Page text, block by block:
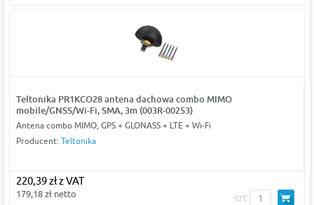
Teltonika PR1KCO28 antena dachowa combo MIMO
mobile/GNSS/Wi-Fi, SMA, 3m (003R-00253)
Antena combo MIMO, GPS + GLONASS + LTE + Wi-Fi
Producent: Teltonika
220,39 zł z VAT
179,18 zł netto szt